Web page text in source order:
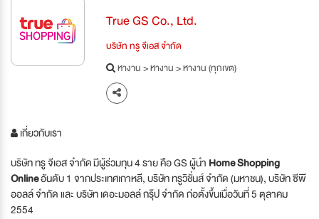
True GS Co., Ltd.
บริษัท ทรู จีเอส จำกัด
หางาน>หางาน>หางาน (ทุกเขต)
เกี่ยวกับเรา
บริษัท ทรู จีเอส จำกัด มีผู้ร่วมทุน 4 ราย คือ GS ผู้นำ Home Shopping
Onlineอันดับ 1 จากประเทศเกาหลี, บริษัท ทรูวิชั่นส์ จำกัด (มหาชน), บริษัท ซีพี
ออลล์ จำกัด และ บริษัท เดอะมอลล์ กรุ๊ป จำกัด ก่อตั้งขึ้นเมื่อวันที่ 5 ตุลาคม
2554